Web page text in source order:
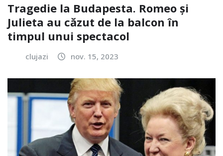
Tragedie la Budapesta. Romeo și
Julieta au căzut de la balcon în
timpul unui spectacol
clujazi nov. 15, 2023